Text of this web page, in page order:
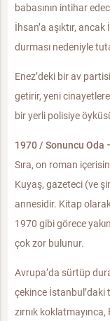
babasının intihar
İhsan’a aşıktır,
durması nedeniyle
Enez’deki bir av
getirir, yeni
bir yerli polisiye
1970 / Sonuncu Oda
Sıra, on roman
Kuyaş, gazeteci (ve
annesidir. Kitap
1970 gibi görece
çok zor bulunur.
Avrupa’da sürtüp
çekince İstanbul’daki
zırnık